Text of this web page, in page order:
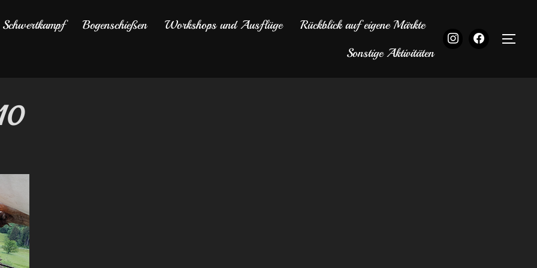
Schwertkampf Bogenschießen Workshops und Ausflüge
Rückblick auf eigene Märkte
Sonstige Aktivitäten